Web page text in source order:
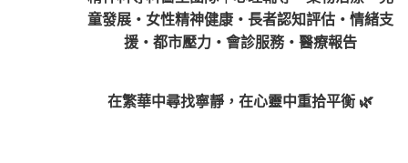
童發展・女性精神健康・長者認知評估・情緒支
援・都市壓力・會診服務・醫療報告
​在繁華中尋找寧靜，在心靈中重拾平衡 🌿